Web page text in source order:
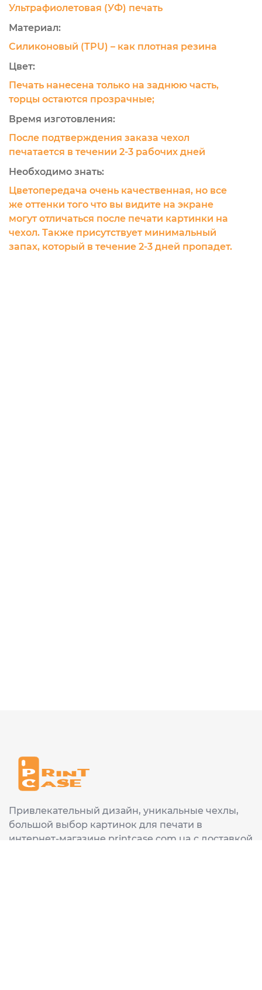
Ультрафиолетовая (УФ) печать
Материал:
Силиконовый (TPU) – как плотная резина
Цвет:
Печать нанесена только на заднюю часть,
торцы остаются прозрачные;
Время изготовления:
После подтверждения заказа чехол
печатается в течении 2-3 рабочих дней
Необходимо знать:
Цветопередача очень качественная, но все
же оттенки того что вы видите на экране
могут отличаться после печати картинки на
чехол. Также присутствует минимальный
запах, который в течение 2-3 дней пропадет.
Привлекательный дизайн, уникальные чехлы,
большой выбор картинок для печати в
интернет-магазине printcase.com.ua с доставкой